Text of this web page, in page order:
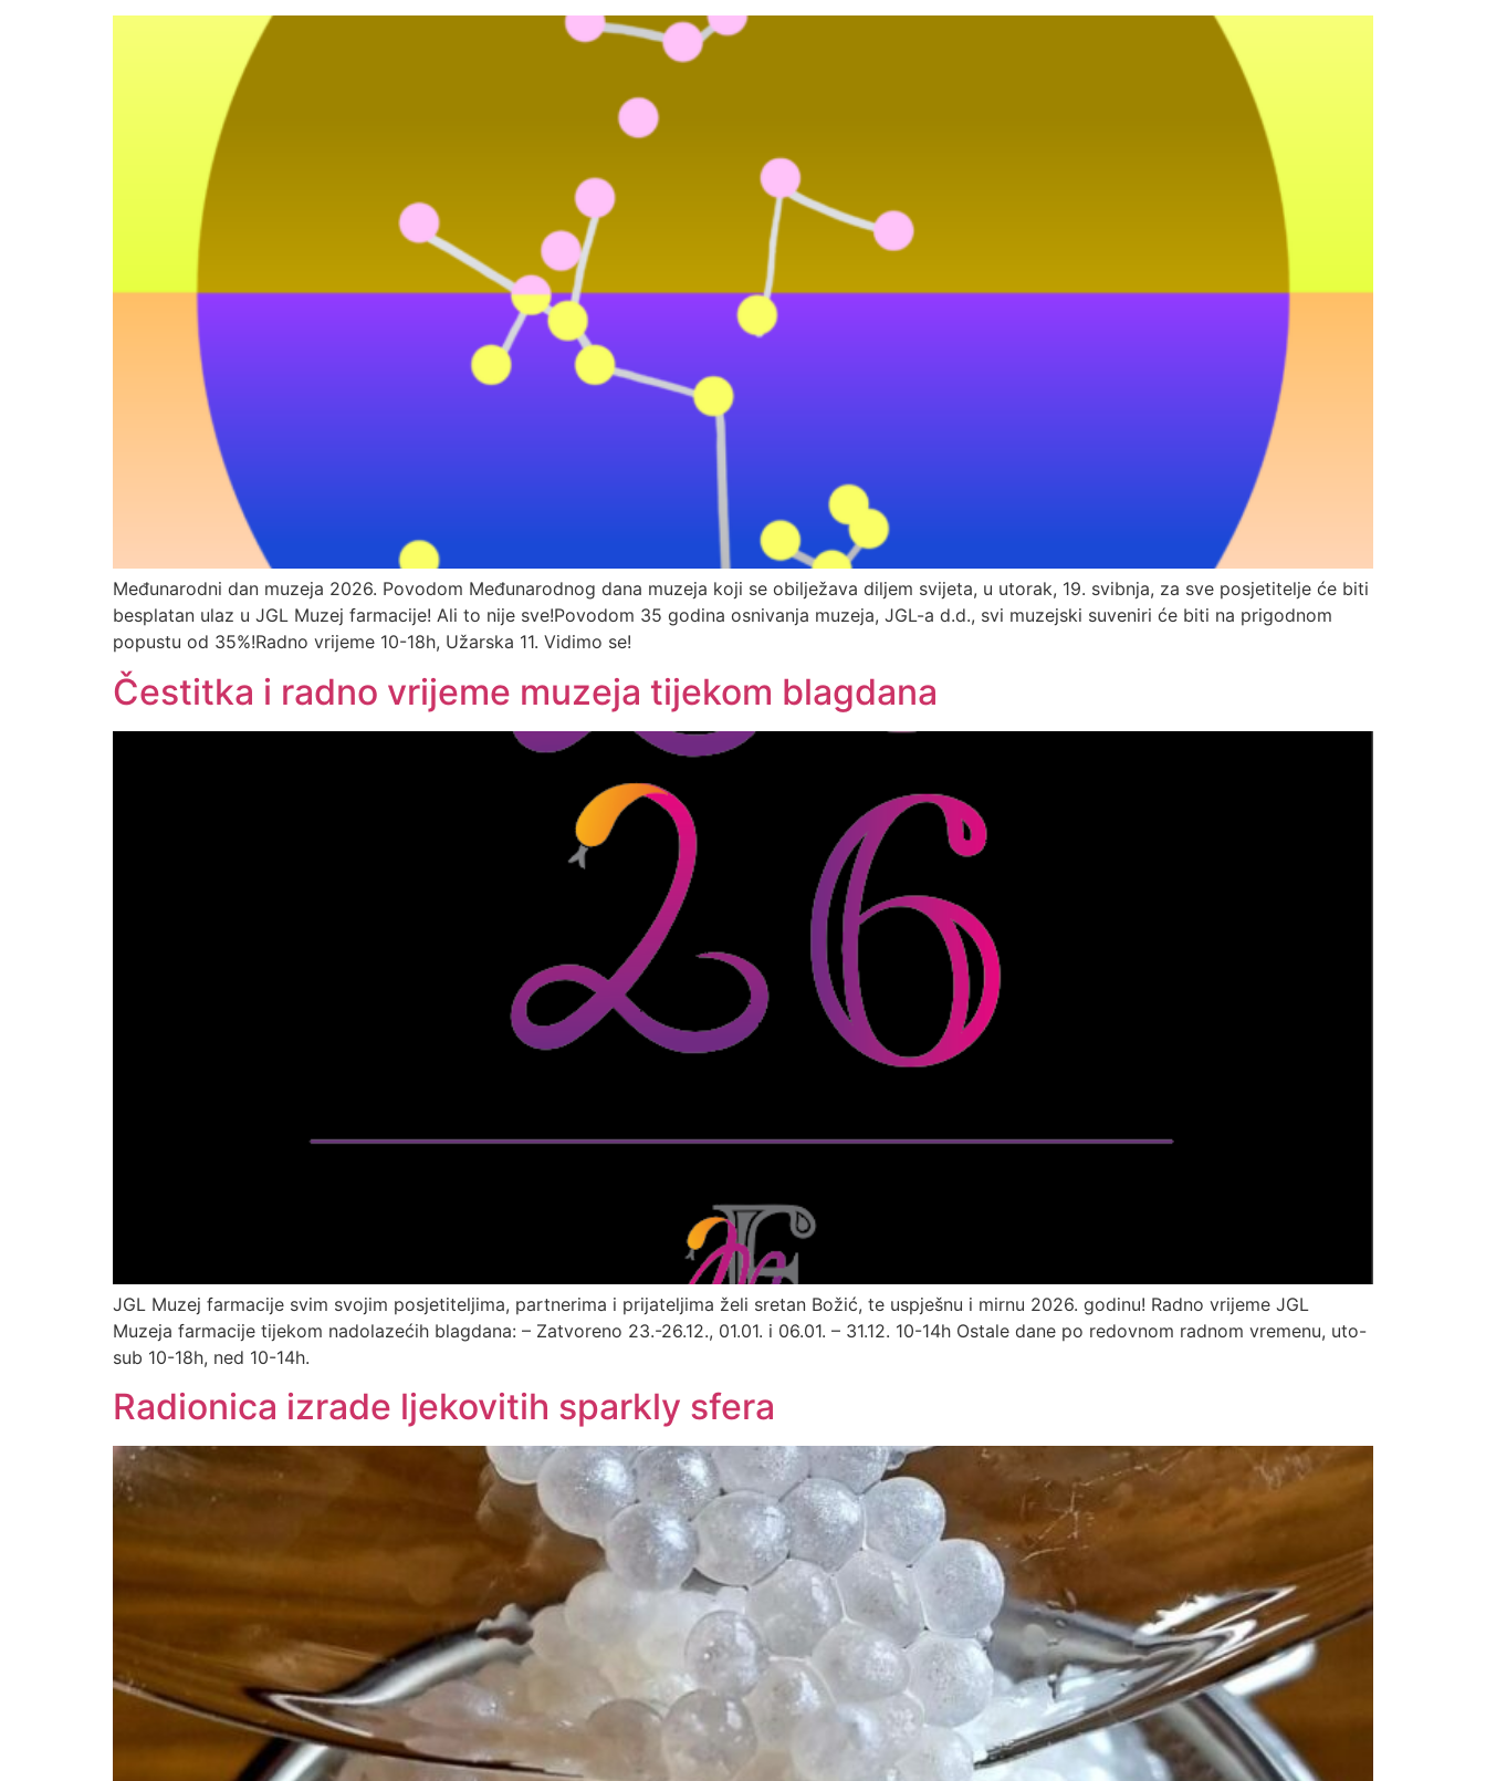
Međunarodni dan muzeja 2026. Povodom Međunarodnog dana muzeja koji se obilježava diljem svijeta, u utorak, 19. svibnja, za sve posjetitelje će biti
besplatan ulaz u JGL Muzej farmacije! Ali to nije sve!Povodom 35 godina osnivanja muzeja, JGL-a d.d., svi muzejski suveniri će biti na prigodnom
popustu od 35%!Radno vrijeme 10-18h, Užarska 11. Vidimo se!
Čestitka i radno vrijeme muzeja tijekom blagdana
JGL Muzej farmacije svim svojim posjetiteljima, partnerima i prijateljima želi sretan Božić, te uspješnu i mirnu 2026. godinu! Radno vrijeme JGL
Muzeja farmacije tijekom nadolazećih blagdana: – Zatvoreno 23.-26.12., 01.01. i 06.01. – 31.12. 10-14h Ostale dane po redovnom radnom vremenu, uto-
sub 10-18h, ned 10-14h.
Radionica izrade ljekovitih sparkly sfera